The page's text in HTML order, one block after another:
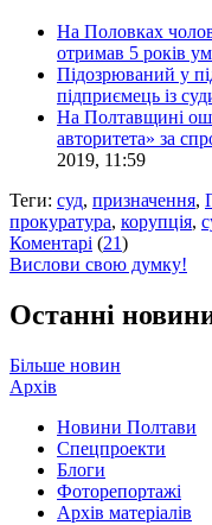
На Половках
отримав 5 років
Підозрюваний у
підприємець із
На Полтавщині
авторитета» за
2019, 11:59
Теги: суд, призначення,
прокуратура, корупція,
Коментарі (21)
Вислови свою думку!
Останні
Більше новин
Архів
Новини Полтави
Спецпроекти
Блоги
Фоторепортажі
Архів матеріалів